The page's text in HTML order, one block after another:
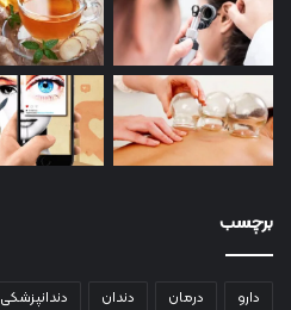
برچسب
دارو درمان دندان دندانپزشکی